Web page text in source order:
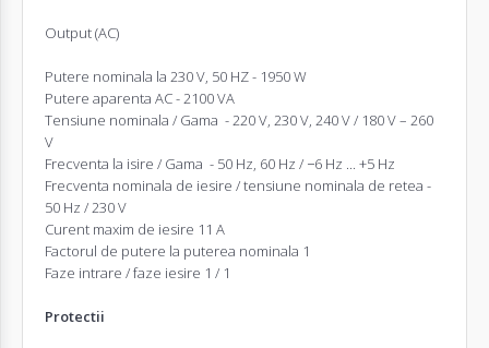
Output (AC)
Putere nominala la 230 V, 50 HZ - 1950 W
Putere aparenta AC - 2100 VA
Tensiune nominala / Gama - 220 V, 230 V, 240 V / 180 V – 260
V
Frecventa la isire / Gama - 50 Hz, 60 Hz / −6 Hz ... +5 Hz
Frecventa nominala de iesire / tensiune nominala de retea -
50 Hz / 230 V
Curent maxim de iesire 11 A
Factorul de putere la puterea nominala 1
Faze intrare / faze iesire 1 / 1
Protectii